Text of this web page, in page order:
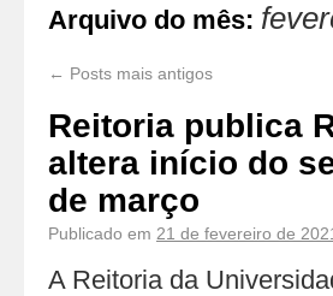
Arquivo do mês:
← Posts mais antigos
Reitoria publica
altera início do
de março
Publicado em 21 de fevereiro de
A Reitoria da